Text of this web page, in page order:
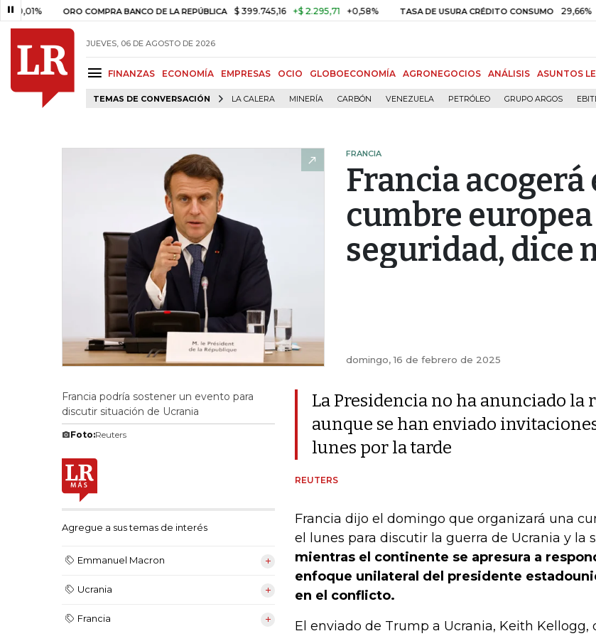
ORO COMPRA BANCO DE LA REPÚBLICA $ 399.745,16 +$ 2.295,71 +0,58% TASA DE USURA CRÉDITO CONSUMO 29,66%
JUEVES, 06 DE AGOSTO DE 2026
FINANZAS ECONOMÍA EMPRESAS OCIO GLOBOECONOMÍA AGRONEGOCIOS ANÁLISIS ASUNTOS
TEMAS DE CONVERSACIÓN LA CALERA MINERÍA CARBÓN VENEZUELA PETRÓLEO GRUPO ARGOS
FRANCIA
Francia
cumbre
seguridad, dice
domingo, 16 de febrero de 2025
Francia podría sostener un evento para
discutir situación de Ucrania
Foto:Reuters
Agregue a sus temas de interés
Emmanuel Macron
Ucrania
Francia
La Presidencia no ha anunciado la
aunque se han enviado
lunes por la tarde
REUTERS
Francia dijo el domingo que organizará una
el lunes para discutir la guerra de Ucrania y la
mientras el continente se apresura a
enfoque unilateral del presidente
en el conflicto.
El enviado de Trump a Ucrania, Keith Kellogg,